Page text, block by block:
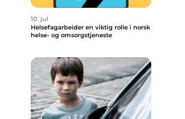
10. jul
Helsefagarbeider en viktig rolle i norsk
helse- og omsorgstjeneste